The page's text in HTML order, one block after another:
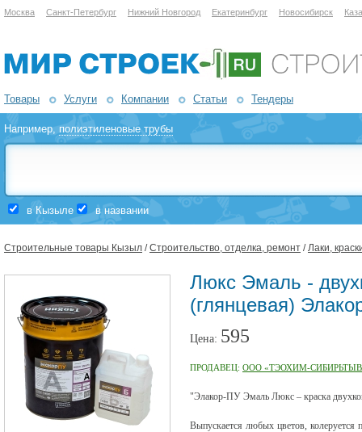
Москва Санкт-Петербург Нижний Новгород Екатеринбург Новосибирск
Товары Услуги Компании Статьи Тендеры
Например,полиэтиленовые трубы
в Кызыле в названии
Строительные товары Кызыл /Строительство, отделка, ремонт /Лаки,
Люкс Эмаль -
(глянцевая)
Цена: 595
ПРОДАВЕЦ: ООО «ТЭОХИМ-
"Элакор-ПУ Эмаль Люкс – краска
Выпускается любых цветов,